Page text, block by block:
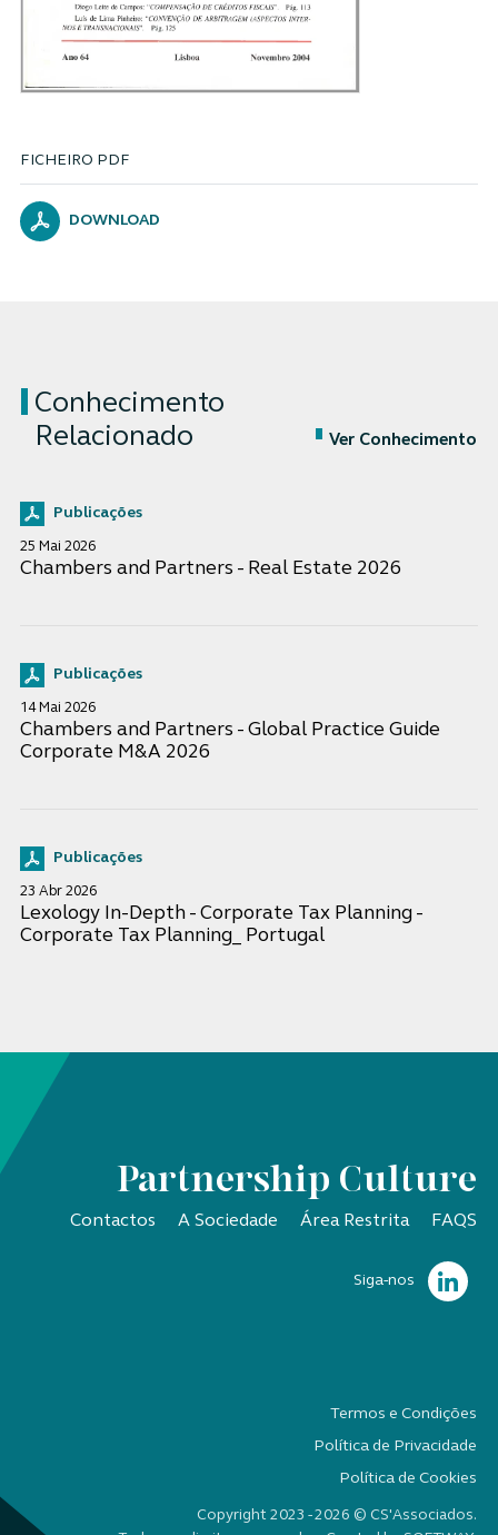
FICHEIRO PDF
DOWNLOAD
Conhecimento
Relacionado
Ver Conhecimento
Publicações
25 Mai 2026
Chambers and Partners - Real Estate 2026
Publicações
14 Mai 2026
Chambers and Partners - Global Practice Guide
Corporate M&A 2026
Publicações
23 Abr 2026
Lexology In-Depth - Corporate Tax Planning -
Corporate Tax Planning_ Portugal
Partnership Culture
Contactos A Sociedade Área Restrita FAQS
Siga-nos
Termos e Condições
Política de Privacidade
Política de Cookies
Copyright 2023 - 2026 © CS'Associados.